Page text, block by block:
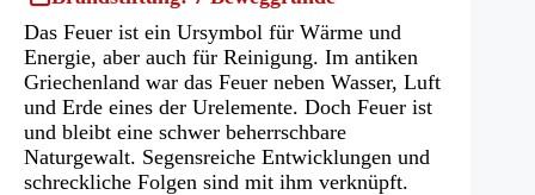
in
einem
neuen
Tab)
Das Feuer ist ein Ursymbol für Wärme und
Energie, aber auch für Reinigung. Im antiken
Griechenland war das Feuer neben Wasser, Luft
und Erde eines der Urelemente. Doch Feuer ist
und bleibt eine schwer beherrschbare
Naturgewalt. Segensreiche Entwicklungen und
schreckliche Folgen sind mit ihm verknüpft.